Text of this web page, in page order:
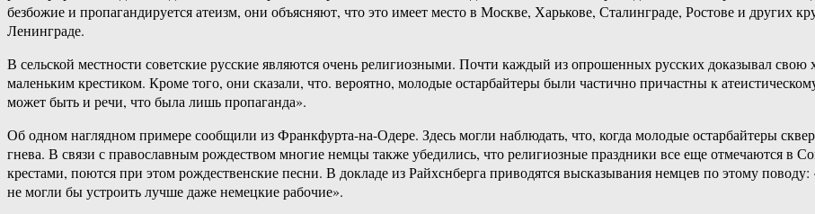
безбожие и пропагандируется атеизм, они объясняют, что это имеет место в Москве, Харькове, Сталинграде, Ростове и
Ленинграде.
В сельской местности советские русские являются очень религиозными. Почти каждый из опрошенных русских доказывал
маленьким крестиком. Кроме того, они сказали, что. вероятно, молодые остарбайтеры были частично причастны к
может быть и речи, что была лишь пропаганда».
Об одном наглядном примере сообщили из Франкфурта-на-Одере. Здесь могли наблюдать, что, когда молодые остарбайтеры
гнева. В связи с православным рождеством многие немцы также убедились, что религиозные праздники все еще отмечаются в
крестами, поются при этом рождественские песни. В докладе из Райхснберга приводятся высказывания немцев по этому
не могли бы устроить лучше даже немецкие рабочие».